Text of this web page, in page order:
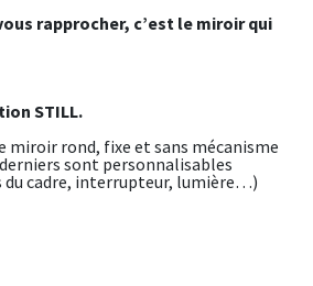
rapprocher, c’est le miroir qui
STILL.
miroir rond, fixe et sans mécanisme
sont personnalisables
du cadre, interrupteur, lumière…)